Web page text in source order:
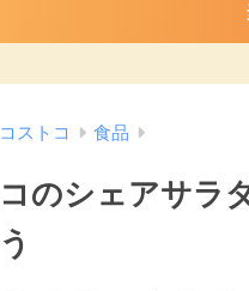
コストコ 食品
のシェアサラ